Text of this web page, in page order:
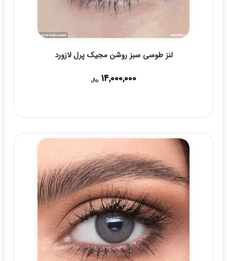
لنز طوسی سبز روشن مجیک پرل لازورد
14,000,000 ریال